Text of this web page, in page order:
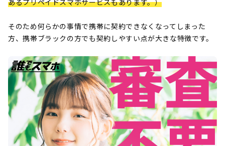
そのため何らかの事情で携帯に契約できなくなってしまった
方、携帯ブラックの方でも契約しやすい点が大きな特徴です。